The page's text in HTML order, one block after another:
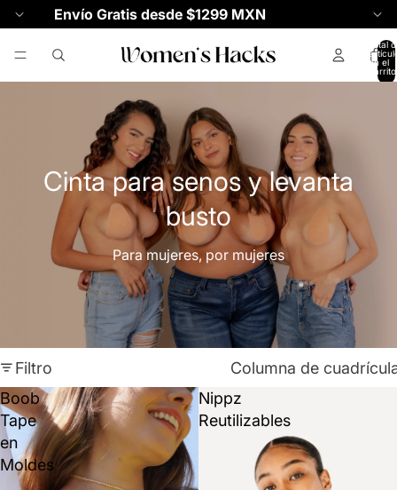
Envío Gratis desde $1299 MXN
Total
en el
0
Cinta para senos y levanta
busto
Para mujeres, por mujeres
Filtro
Columna de
Boob
Tape
en
Moldes
Nippz
Reutilizables